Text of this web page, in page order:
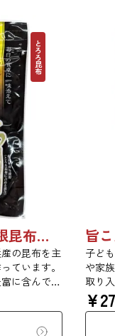
綿100％ <
ファンか
ーの多い
本国内の
生産されて
価格を実
ド糸を使
。 オープ
しつつ、高
心地の良
とろろ昆布
素材の風味を活かした根昆布入りとろろ 65g 単品 5袋セット 20袋セット 1736
の昆布を主
ています。
に含んでい
上がれま
広がる根昆
旨
子ど
や家
取り
程良
塩味
¥